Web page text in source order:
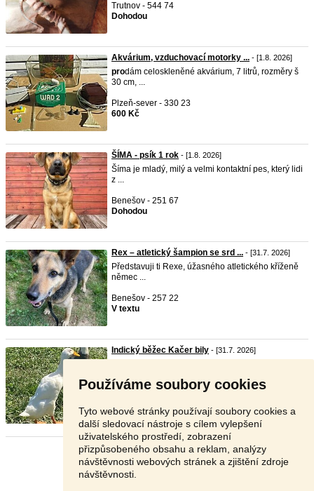
Používáme soubory cookies
Tyto webové stránky používají soubory cookies a
další sledovací nástroje s cílem vylepšení
uživatelského prostředí, zobrazení
přizpůsobeného obsahu a reklam, analýzy
návštěvnosti webových stránek a zjištění zdroje
návštěvnosti.
Trutnov - 544 74
Dohodou
Akvárium, vzduchovací motorky ... - [1.8. 2026]
prodám celoskleněné akvárium, 7 litrů, rozměry š
30 cm, ...
Plzeň-sever - 330 23
600 Kč
ŠÍMA - psík 1 rok - [1.8. 2026]
Šíma je mladý, milý a velmi kontaktní pes, který lidi
z ...
Benešov - 251 67
Dohodou
Rex – atletický šampion se srd ... - [31.7. 2026]
Představuji ti Rexe, úžasného atletického kříženě
němec ...
Benešov - 257 22
V textu
Indický běžec Kačer bily - [31.7. 2026]
300 Kč
Stránka: 1 2 3 Další